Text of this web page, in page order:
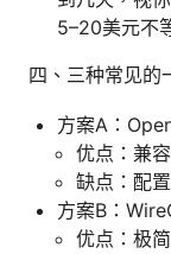
5–20美元不
四、三种常见的
方案A：
优点：兼
缺点：配
方案B：
优点：极